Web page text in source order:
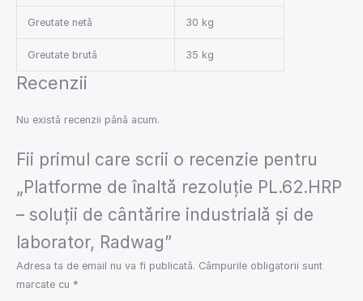
Greutate netă 30 kg
Greutate brută 35 kg
Recenzii
Nu există recenzii până acum.
Fii primul care scrii o recenzie pentru
„Platforme de înaltă rezoluție PL.62.HRP
– soluții de cântărire industrială și de
laborator, Radwag”
Adresa ta de email nu va fi publicată. Câmpurile obligatorii sunt
marcate cu *